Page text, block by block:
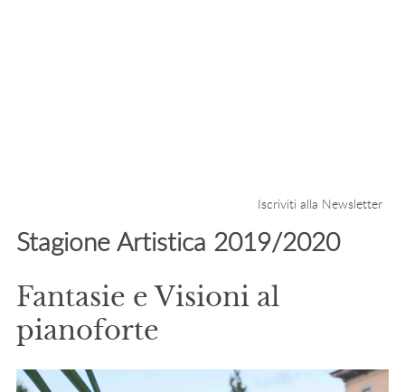
Iscriviti alla Newsletter
Stagione Artistica 2019/2020
Fantasie e Visioni al
pianoforte